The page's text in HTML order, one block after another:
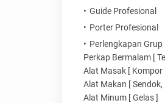
Guide Profesional
Porter Profesional
Perlengkapan Grup
Perkap Bermalam [
Alat Masak [ Kompor
Alat Makan [ Sendok,
Alat Minum [ Gelas ]